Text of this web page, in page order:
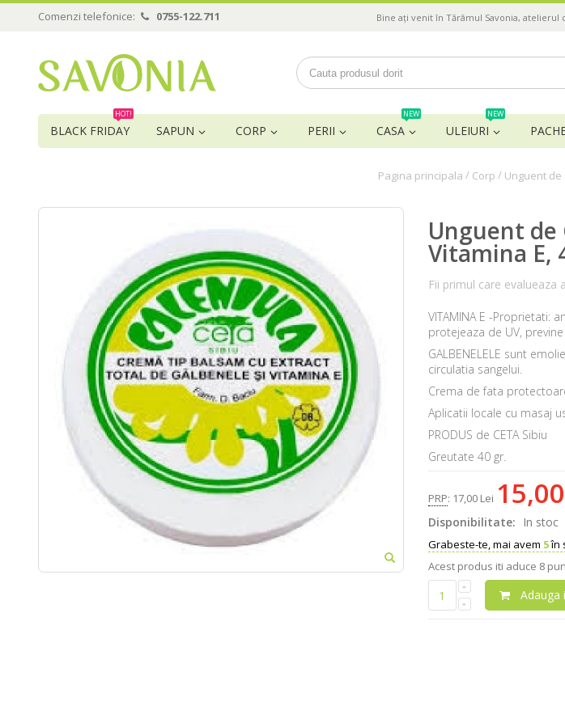
Comenzi telefonice: 0755-122.711 Bine ați venit în Tărâmul Savonia,
BLACK FRIDAY
HOT!
SAPUN CORP PERII CASA
NEW
ULEIURI
NEW
Pagina principala / Corp / Unguent de
Unguent de
Vitamina E,
Fii primul care evalueaza
VITAMINA E -Proprietati:
protejeaza de UV,
GALBENELELE sunt
circulatia sangelui.
Crema de fata
Aplicatii locale cu masaj
PRODUS de CETA Sibiu
Greutate 40 gr.
PRP: 17,00 Lei
Disponibilitate: In stoc
Grabeste-te, mai avem 5în
Acest produs iti aduce 8
Adauga